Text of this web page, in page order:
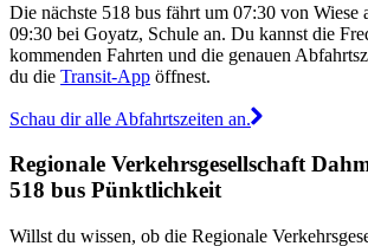
Die nächste 518 bus fährt um 07:30 von Wiese
09:30 bei Goyatz, Schule an. Du kannst die
kommenden Fahrten und die genauen
du die Transit-App öffnest.
Schau dir alle Abfahrtszeiten an.
Regionale Verkehrsgesellschaft
518 bus Pünktlichkeit
Willst du wissen, ob die Regionale